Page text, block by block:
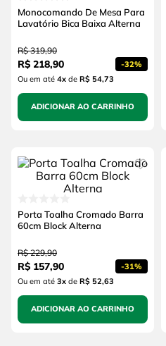
Monocomando De Mesa Para
Lavatório Bica Baixa Alterna
R$ 319,90
R$ 218,90 -32%
Ou em até 4xde R$ 54,73
ADICIONAR AO CARRINHO
Porta Toalha Cromado Barra
60cm Block Alterna
R$ 229,90
R$ 157,90 -31%
Ou em até 3xde R$ 52,63
ADICIONAR AO CARRINHO